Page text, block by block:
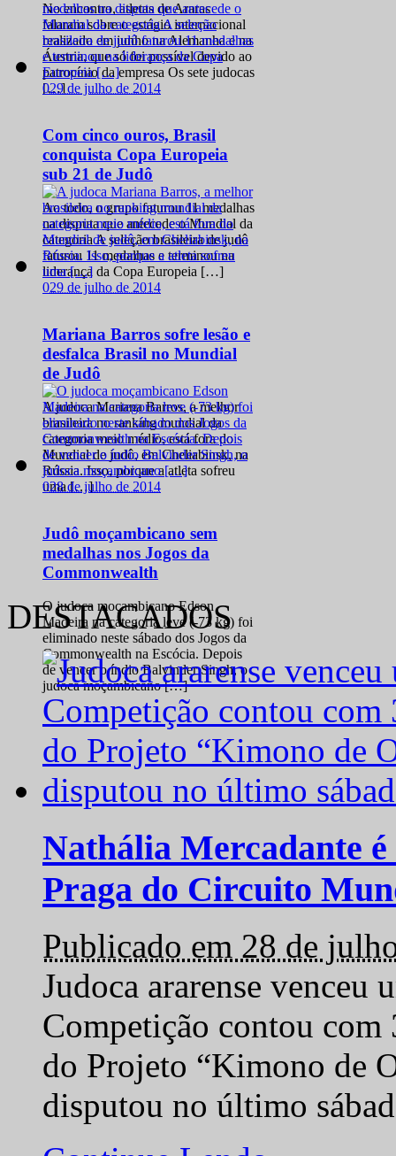
No encontro, atletas de Araras
falaram sobre o estágio internacional
realizado em junho na Alemanha e na
Áustria, que só foi possível devido ao
patrocínio da empresa Os sete judocas
[…]
029 de julho de 2014
Com cinco ouros, Brasil
conquista Copa Europeia
sub 21 de Judô
Ao todo, o grupo faturou 11 medalhas
na disputa que antecede o Mundial da
categoria A seleção brasileira de judô
faturou 11 medalhas e terminou na
liderança da Copa Europeia […]
029 de julho de 2014
Mariana Barros sofre lesão e
desfalca Brasil no Mundial
de Judô
A judoca Mariana Barros, a melhor
brasileira no ranking mundial da
categoria meio médio, está fora do
Mundial de judô, em Cheliabinsk, na
Rússia. Isso, porque a atleta sofreu
uma […]
028 de julho de 2014
Judô moçambicano sem
medalhas nos Jogos da
Commonwealth
O judoca moçambicano Edson
Madeira na categoria leve (-73 kg) foi
eliminado neste sábado dos Jogos da
Commonwealth na Escócia. Depois
de vencer o índio Balvinder Singh, o
judoca moçambicano […]
DESTACADOS
Nathália Mercadante
Praga do Circuito
Publicado em 28 de
Judoca ararense venceu
Competição contou com
do Projeto “Kimono de
disputou no último